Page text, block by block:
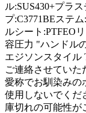
ル:SUS430+プラ
プ:C3771BEステ
ルシート:PTFEO
容圧力 "ハンドル
エジソンスタイル
ご連絡させていた
愛称でお馴染みの
使用しないでくだ
庫切れの可能性が